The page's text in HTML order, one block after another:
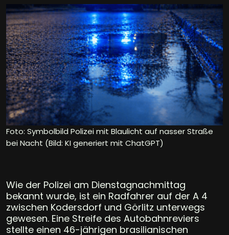
Foto: Symbolbild Polizei mit Blaulicht auf nasser Straße
bei Nacht (Bild: KI generiert mit ChatGPT)
Wie der Polizei am Dienstagnachmittag
bekannt wurde, ist ein Radfahrer auf der A 4
zwischen Kodersdorf und Görlitz unterwegs
gewesen. Eine Streife des Autobahnreviers
stellte einen 46-jährigen brasilianischen